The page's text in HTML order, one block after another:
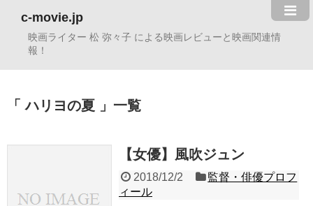
c-movie.jp
映画ライター 松 弥々子 による映画レビューと映画関連情
報！
ハリヨの夏 一覧
【女優】風吹ジュン
2018/12/2
監督・俳優プロフ
ィール